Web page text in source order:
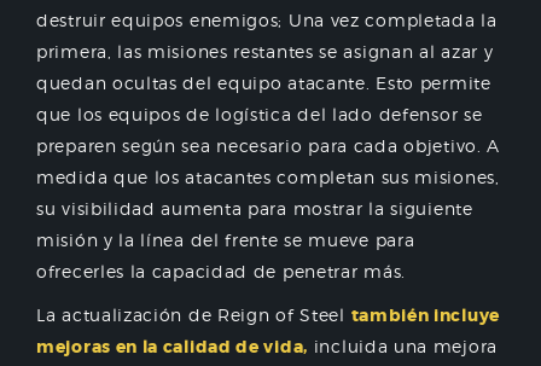
destruir equipos enemigos; Una vez completada la
primera, las misiones restantes se asignan al azar y
quedan ocultas del equipo atacante. Esto permite
que los equipos de logística del lado defensor se
preparen según sea necesario para cada objetivo. A
medida que los atacantes completan sus misiones,
su visibilidad aumenta para mostrar la siguiente
misión y la línea del frente se mueve para
ofrecerles la capacidad de penetrar más.
La actualización de Reign of Steel también incluye
mejoras en la calidad de vida, incluida una mejora